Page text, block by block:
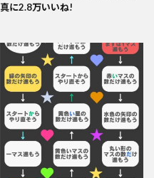
真に2.8万いいね!